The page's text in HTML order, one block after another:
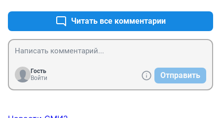
Читать все комментарии
Гость
Войти
Отправить